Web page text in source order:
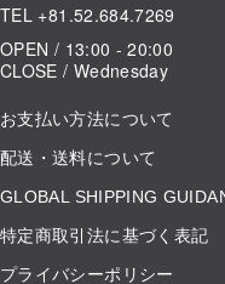
TEL +81.52.684.7269
OPEN / 13:00 - 20:00
CLOSE / Wednesday
お支払い方法について
配送・送料について
GLOBAL SHIPPING
特定商取引法に基づく表記
プライバシーポリシー